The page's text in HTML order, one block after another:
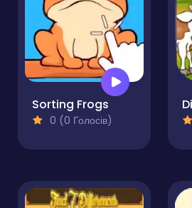
Sorting Frogs
0 (0 Голосів)